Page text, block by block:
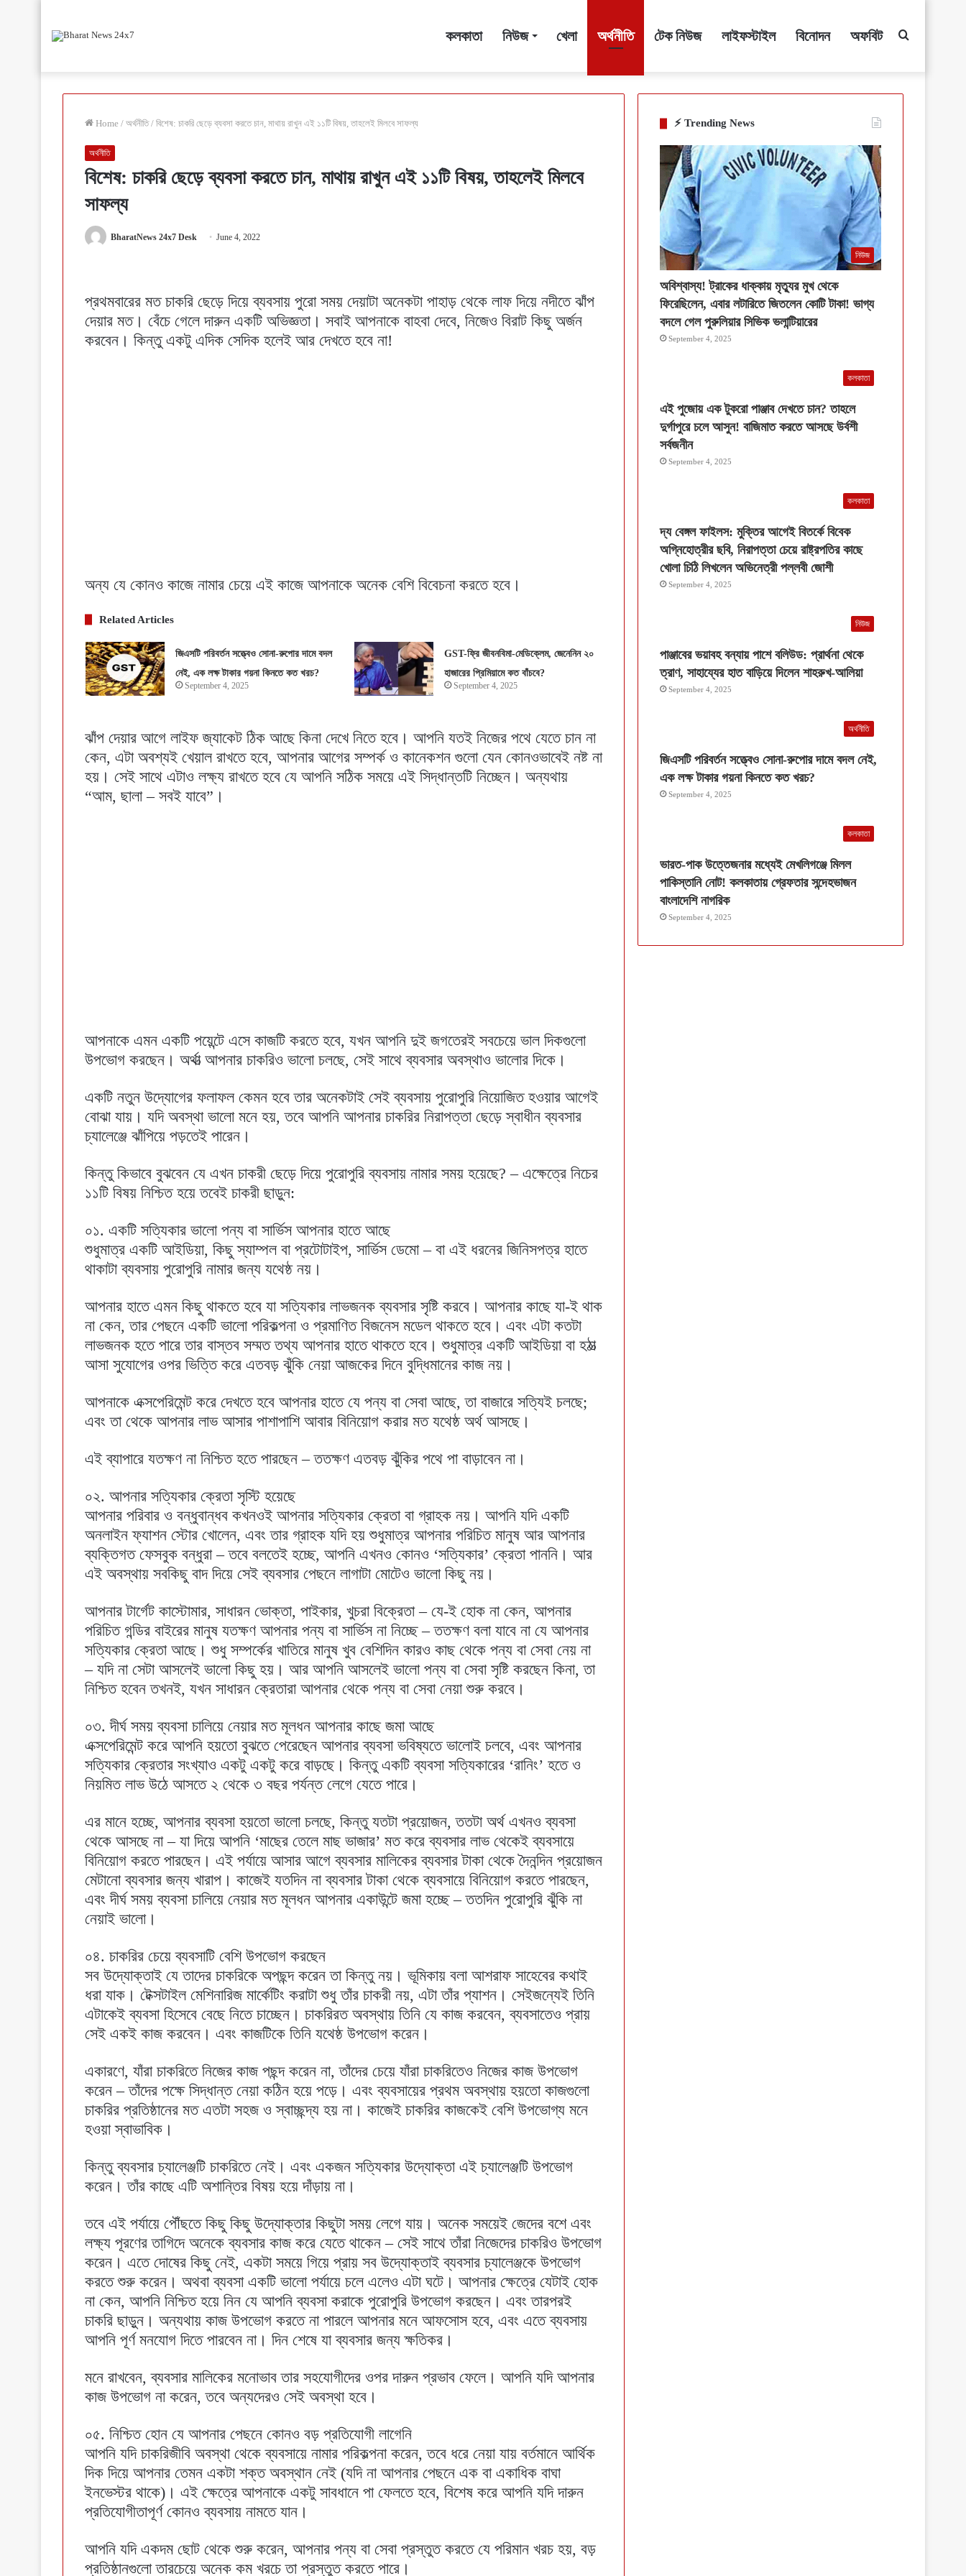
কলকাতা নিউজ খেলা অর্থনীতি টেক নিউজ লাইফস্টাইল বিনোদন অফবিট
Home / অর্থনীতি / বিশেষ: চাকরি ছেড়ে ব্যবসা করতে চান, মাথায় রাখুন এই ১১টি বিষয়, তাহলেই মিলবে সাফল্য
অর্থনীতি
বিশেষ: চাকরি ছেড়ে ব্যবসা করতে চান, মাথায় রাখুন এই ১১টি বিষয়, তাহলেই মিলবে
সাফল্য
BharatNews 24x7 Desk June 4, 2022
প্রথমবারের মত চাকরি ছেড়ে দিয়ে ব্যবসায় পুরো সময় দেয়াটা অনেকটা পাহাড় থেকে লাফ দিয়ে নদীতে ঝাঁপ
দেয়ার মত। বেঁচে গেলে দারুন একটি অভিজ্ঞতা। সবাই আপনাকে বাহবা দেবে, নিজেও বিরাট কিছু অর্জন
করবেন। কিন্তু একটু এদিক সেদিক হলেই আর দেখতে হবে না!
অন্য যে কোনও কাজে নামার চেয়ে এই কাজে আপনাকে অনেক বেশি বিবেচনা করতে হবে।
Related Articles
জিএসটি পরিবর্তন সত্ত্বেও সোনা-রুপোর দামে বদল
নেই, এক লক্ষ টাকার গয়না কিনতে কত খরচ?
September 4, 2025
GST-ফ্রি জীবনবিমা-মেডিক্লেম, জেনেনিন ২০
হাজারের প্রিমিয়ামে কত বাঁচবে?
September 4, 2025
ঝাঁপ দেয়ার আগে লাইফ জ্যাকেট ঠিক আছে কিনা দেখে নিতে হবে। আপনি যতই নিজের পথে যেতে চান না
কেন, এটা অবশ্যই খেয়াল রাখতে হবে, আপনার আগের সম্পর্ক ও কানেকশন গুলো যেন কোনওভাবেই নষ্ট না
হয়। সেই সাথে এটাও লক্ষ্য রাখতে হবে যে আপনি সঠিক সময়ে এই সিদ্ধান্তটি নিচ্ছেন। অন্যথায়
“আম, ছালা – সবই যাবে”।
আপনাকে এমন একটি পয়েন্টে এসে কাজটি করতে হবে, যখন আপনি দুই জগতেরই সবচেয়ে ভাল দিকগুলো
উপভোগ করছেন। অর্থা‌ত্‍ আপনার চাকরিও ভালো চলছে, সেই সাথে ব্যবসার অবস্থাও ভালোর দিকে।
একটি নতুন উদ্যোগের ফলাফল কেমন হবে তার অনেকটাই সেই ব্যবসায় পুরোপুরি নিয়োজিত হওয়ার আগেই
বোঝা যায়। যদি অবস্থা ভালো মনে হয়, তবে আপনি আপনার চাকরির নিরাপত্তা ছেড়ে স্বাধীন ব্যবসার
চ্যালেঞ্জে ঝাঁপিয়ে পড়তেই পারেন।
কিন্তু কিভাবে বুঝবেন যে এখন চাকরী ছেড়ে দিয়ে পুরোপুরি ব্যবসায় নামার সময় হয়েছে? – এক্ষেত্রে নিচের
১১টি বিষয় নিশ্চিত হয়ে তবেই চাকরী ছাড়ুন:
০১. একটি সত্যিকার ভালো পন্য বা সার্ভিস আপনার হাতে আছে
শুধুমাত্র একটি আইডিয়া, কিছু স্যাম্পল বা প্রটোটাইপ, সার্ভিস ডেমো – বা এই ধরনের জিনিসপত্র হাতে
থাকাটা ব্যবসায় পুরোপুরি নামার জন্য যথেষ্ঠ নয়।
আপনার হাতে এমন কিছু থাকতে হবে যা সত্যিকার লাভজনক ব্যবসার সৃষ্টি করবে। আপনার কাছে যা-ই থাক
না কেন, তার পেছনে একটি ভালো পরিকল্পনা ও প্রমাণিত বিজনেস মডেল থাকতে হবে। এবং এটা কতটা
লাভজনক হতে পারে তার বাস্তব সম্মত তথ্য আপনার হাতে থাকতে হবে। শুধুমাত্র একটি আইডিয়া বা হঠা‌ত্‍
আসা সুযোগের ওপর ভিত্তি করে এতবড় ঝুঁকি নেয়া আজকের দিনে বুদ্ধিমানের কাজ নয়।
আপনাকে এক্সপেরিমেন্ট করে দেখতে হবে আপনার হাতে যে পন্য বা সেবা আছে, তা বাজারে সত্যিই চলছে;
এবং তা থেকে আপনার লাভ আসার পাশাপাশি আবার বিনিয়োগ করার মত যথেষ্ঠ অর্থ আসছে।
এই ব্যাপারে যতক্ষণ না নিশ্চিত হতে পারছেন – ততক্ষণ এতবড় ঝুঁকির পথে পা বাড়াবেন না।
০২. আপনার সত্যিকার ক্রেতা সৃস্টি হয়েছে
আপনার পরিবার ও বন্ধুবান্ধব কখনওই আপনার সত্যিকার ক্রেতা বা গ্রাহক নয়। আপনি যদি একটি
অনলাইন ফ্যাশন স্টোর খোলেন, এবং তার গ্রাহক যদি হয় শুধুমাত্র আপনার পরিচিত মানুষ আর আপনার
ব্যক্তিগত ফেসবুক বন্ধুরা – তবে বলতেই হচ্ছে, আপনি এখনও কোনও ‘সত্যিকার’ ক্রেতা পাননি। আর
এই অবস্থায় সবকিছু বাদ দিয়ে সেই ব্যবসার পেছনে লাগাটা মোটেও ভালো কিছু নয়।
আপনার টার্গেট কাস্টোমার, সাধারন ভোক্তা, পাইকার, খুচরা বিক্রেতা – যে-ই হোক না কেন, আপনার
পরিচিত গন্ডির বাইরের মানুষ যতক্ষণ আপনার পন্য বা সার্ভিস না নিচ্ছে – ততক্ষণ বলা যাবে না যে আপনার
সত্যিকার ক্রেতা আছে। শুধু সম্পর্কের খাতিরে মানুষ খুব বেশিদিন কারও কাছ থেকে পন্য বা সেবা নেয় না
– যদি না সেটা আসলেই ভালো কিছু হয়। আর আপনি আসলেই ভালো পন্য বা সেবা সৃষ্টি করছেন কিনা, তা
নিশ্চিত হবেন তখনই, যখন সাধারন ক্রেতারা আপনার থেকে পন্য বা সেবা নেয়া শুরু করবে।
০৩. দীর্ঘ সময় ব্যবসা চালিয়ে নেয়ার মত মূলধন আপনার কাছে জমা আছে
এক্সপেরিমেন্ট করে আপনি হয়তো বুঝতে পেরেছেন আপনার ব্যবসা ভবিষ্যতে ভালোই চলবে, এবং আপনার
সত্যিকার ক্রেতার সংখ্যাও একটু একটু করে বাড়ছে। কিন্তু একটি ব্যবসা সত্যিকারের ‘রানিং’ হতে ও
নিয়মিত লাভ উঠে আসতে ২ থেকে ৩ বছর পর্যন্ত লেগে যেতে পারে।
এর মানে হচ্ছে, আপনার ব্যবসা হয়তো ভালো চলছে, কিন্তু যতটা প্রয়োজন, ততটা অর্থ এখনও ব্যবসা
থেকে আসছে না – যা দিয়ে আপনি ‘মাছের তেলে মাছ ভাজার’ মত করে ব্যবসার লাভ থেকেই ব্যবসায়ে
বিনিয়োগ করতে পারছেন। এই পর্যায়ে আসার আগে ব্যবসার মালিকের ব্যবসার টাকা থেকে দৈনন্দিন প্রয়োজন
মেটানো ব্যবসার জন্য খারাপ। কাজেই যতদিন না ব্যবসার টাকা থেকে ব্যবসায়ে বিনিয়োগ করতে পারছেন,
এবং দীর্ঘ সময় ব্যবসা চালিয়ে নেয়ার মত মূলধন আপনার একাউন্টে জমা হচ্ছে – ততদিন পুরোপুরি ঝুঁকি না
নেয়াই ভালো।
০৪. চাকরির চেয়ে ব্যবসাটি বেশি উপভোগ করছেন
সব উদ্যোক্তাই যে তাদের চাকরিকে অপছন্দ করেন তা কিন্তু নয়। ভূমিকায় বলা আশরাফ সাহেবের কথাই
ধরা যাক। টেক্সটাইল মেশিনারিজ মার্কেটিং করাটা শুধু তাঁর চাকরী নয়, এটা তাঁর প্যাশন। সেইজন্যেই তিনি
এটাকেই ব্যবসা হিসেবে বেছে নিতে চাচ্ছেন। চাকরিরত অবস্থায় তিনি যে কাজ করবেন, ব্যবসাতেও প্রায়
সেই একই কাজ করবেন। এবং কাজটিকে তিনি যথেষ্ঠ উপভোগ করেন।
একারণে, যাঁরা চাকরিতে নিজের কাজ পছন্দ করেন না, তাঁদের চেয়ে যাঁরা চাকরিতেও নিজের কাজ উপভোগ
করেন – তাঁদের পক্ষে সিদ্ধান্ত নেয়া কঠিন হয়ে পড়ে। এবং ব্যবসায়ের প্রথম অবস্থায় হয়তো কাজগুলো
চাকরির প্রতিষ্ঠানের মত এতটা সহজ ও স্বাচ্ছন্দ্য হয় না। কাজেই চাকরির কাজকেই বেশি উপভোগ্য মনে
হওয়া স্বাভাবিক।
কিন্তু ব্যবসার চ্যালেঞ্জটি চাকরিতে নেই। এবং একজন সত্যিকার উদ্যোক্তা এই চ্যালেঞ্জটি উপভোগ
করেন। তাঁর কাছে এটি অশান্তির বিষয় হয়ে দাঁড়ায় না।
তবে এই পর্যায়ে পৌঁছতে কিছু কিছু উদ্যোক্তার কিছুটা সময় লেগে যায়। অনেক সময়েই জেদের বশে এবং
লক্ষ্য পূরণের তাগিদে অনেকে ব্যবসার কাজ করে যেতে থাকেন – সেই সাথে তাঁরা নিজেদের চাকরিও উপভোগ
করেন। এতে দোষের কিছু নেই, একটা সময়ে গিয়ে প্রায় সব উদ্যোক্তাই ব্যবসার চ্যালেঞ্জকে উপভোগ
করতে শুরু করেন। অথবা ব্যবসা একটি ভালো পর্যায়ে চলে এলেও এটা ঘটে। আপনার ক্ষেত্রে যেটাই হোক
না কেন, আপনি নিশ্চিত হয়ে নিন যে আপনি ব্যবসা করাকে পুরোপুরি উপভোগ করছেন। এবং তারপরই
চাকরি ছাড়ুন। অন্যথায় কাজ উপভোগ করতে না পারলে আপনার মনে আফসোস হবে, এবং এতে ব্যবসায়
আপনি পূর্ণ মনযোগ দিতে পারবেন না। দিন শেষে যা ব্যবসার জন্য ক্ষতিকর।
মনে রাখবেন, ব্যবসার মালিকের মনোভাব তার সহযোগীদের ওপর দারুন প্রভাব ফেলে। আপনি যদি আপনার
কাজ উপভোগ না করেন, তবে অন্যদেরও সেই অবস্থা হবে।
০৫. নিশ্চিত হোন যে আপনার পেছনে কোনও বড় প্রতিযোগী লাগেনি
আপনি যদি চাকরিজীবি অবস্থা থেকে ব্যবসায়ে নামার পরিকল্পনা করেন, তবে ধরে নেয়া যায় বর্তমানে আর্থিক
দিক দিয়ে আপনার তেমন একটা শক্ত অবস্থান নেই (যদি না আপনার পেছনে এক বা একাধিক বাঘা
ইনভেস্টর থাকে)। এই ক্ষেত্রে আপনাকে একটু সাবধানে পা ফেলতে হবে, বিশেষ করে আপনি যদি দারুন
প্রতিযোগীতাপূর্ণ কোনও ব্যবসায় নামতে যান।
আপনি যদি একদম ছোট থেকে শুরু করেন, আপনার পন্য বা সেবা প্রস্তুত করতে যে পরিমান খরচ হয়, বড়
প্রতিষ্ঠানগুলো তারচেয়ে অনেক কম খরচে তা প্রস্তুত করতে পারে।
⚡ Trending News
নিউজ
অবিশ্বাস্য! ট্রাকের ধাক্কায় মৃত্যুর মুখ থেকে
ফিরেছিলেন, এবার লটারিতে জিতলেন কোটি টাকা! ভাগ্য
বদলে গেল পুরুলিয়ার সিভিক ভলান্টিয়ারের
September 4, 2025
কলকাতা
এই পুজোয় এক টুকরো পাঞ্জাব দেখতে চান? তাহলে
দুর্গাপুরে চলে আসুন! বাজিমাত করতে আসছে উর্বশী
সর্বজনীন
September 4, 2025
কলকাতা
দ্য বেঙ্গল ফাইলস: মুক্তির আগেই বিতর্কে বিবেক
অগ্নিহোত্রীর ছবি, নিরাপত্তা চেয়ে রাষ্ট্রপতির কাছে
খোলা চিঠি লিখলেন অভিনেত্রী পল্লবী জোশী
September 4, 2025
নিউজ
পাঞ্জাবের ভয়াবহ বন্যায় পাশে বলিউড: প্রার্থনা থেকে
ত্রাণ, সাহায্যের হাত বাড়িয়ে দিলেন শাহরুখ-আলিয়া
September 4, 2025
অর্থনীতি
জিএসটি পরিবর্তন সত্ত্বেও সোনা-রুপোর দামে বদল নেই,
এক লক্ষ টাকার গয়না কিনতে কত খরচ?
September 4, 2025
কলকাতা
ভারত-পাক উত্তেজনার মধ্যেই মেখলিগঞ্জে মিলল
পাকিস্তানি নোট! কলকাতায় গ্রেফতার সন্দেহভাজন
বাংলাদেশি নাগরিক
September 4, 2025